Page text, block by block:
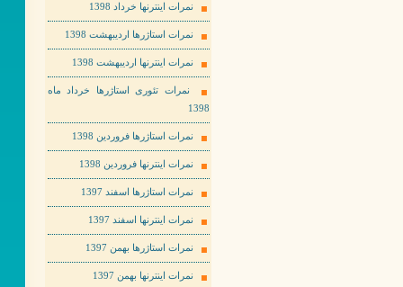
نمرات اینترنها خرداد 1398
نمرات استاژرها اردیبهشت 1398
نمرات اینترنها اردیبهشت 1398
نمرات تئوری استاژرها خرداد ماه
1398
نمرات استاژرها فروردین 1398
نمرات اینترنها فروردین 1398
نمرات استاژرها اسفند 1397
نمرات اینترنها اسفند 1397
نمرات استاژرها بهمن 1397
نمرات اینترنها بهمن 1397